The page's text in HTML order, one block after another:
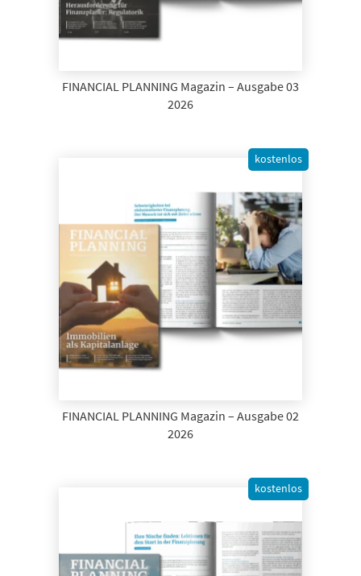
FINANCIAL PLANNING Magazin – Ausgabe 03
2026
FINANCIAL PLANNING Magazin – Ausgabe 02
2026
kostenlos
kostenlos